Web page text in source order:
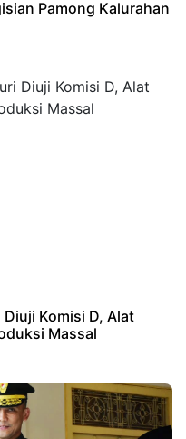
Pamong Kalurahan
Diuji Komisi D, Alat
Massal